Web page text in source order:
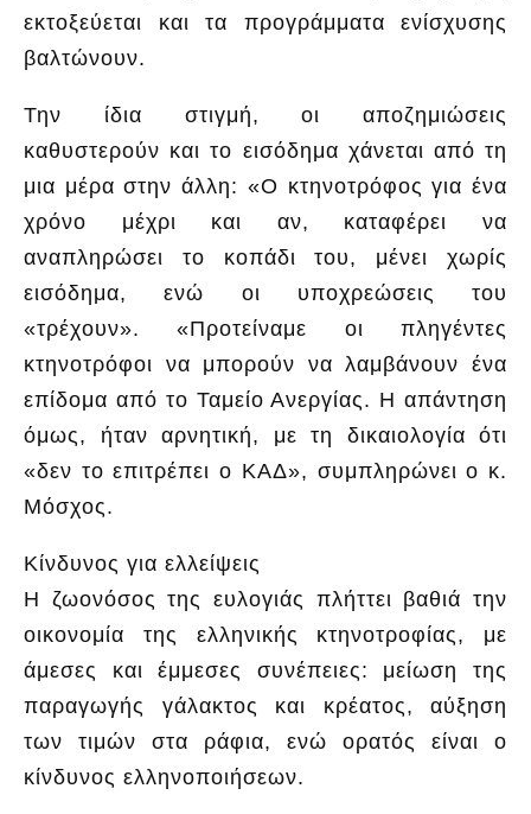
εκτοξεύεται και τα προγράμματα ενίσχυσης
βαλτώνουν.
Την ίδια στιγμή, οι αποζημιώσεις
καθυστερούν και το εισόδημα χάνεται από τη
μια μέρα στην άλλη: «Ο κτηνοτρόφος για ένα
χρόνο μέχρι και αν, καταφέρει να
αναπληρώσει το κοπάδι του, μένει χωρίς
εισόδημα, ενώ οι υποχρεώσεις του
«τρέχουν». «Προτείναμε οι πληγέντες
κτηνοτρόφοι να μπορούν να λαμβάνουν ένα
επίδομα από το Ταμείο Ανεργίας. Η απάντηση
όμως, ήταν αρνητική, με τη δικαιολογία ότι
«δεν το επιτρέπει ο ΚΑΔ», συμπληρώνει ο κ.
Μόσχος.
Κίνδυνος για ελλείψεις
Η ζωονόσος της ευλογιάς πλήττει βαθιά την
οικονομία της ελληνικής κτηνοτροφίας, με
άμεσες και έμμεσες συνέπειες: μείωση της
παραγωγής γάλακτος και κρέατος, αύξηση
των τιμών στα ράφια, ενώ ορατός είναι ο
κίνδυνος ελληνοποιήσεων.